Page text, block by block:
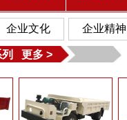
企业文化 企业精神
列 更多 >